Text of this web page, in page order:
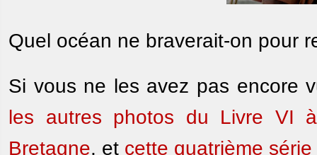
Quel océan ne braverait-on pour
Si vous ne les avez pas encore
les autres photos du Livre VI
Bretagne, et cette quatrième